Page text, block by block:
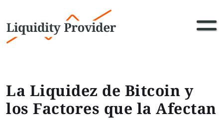
La Liquidez de Bitcoin y
los Factores que la Afectan